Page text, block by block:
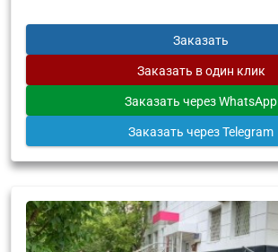
Заказать
Заказать в один клик
Заказать через WhatsApp
Заказать через Telegram